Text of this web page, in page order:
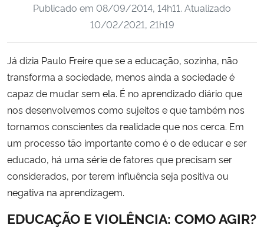
Ministério de Minas e Energia
Ministério da Ciência, Tecnologia, Inovações e Comunicações
Ministério do Meio Ambiente
Ministério do Turismo
Ministério do Desenvolvimento Regional
Ministério da Mulher, da Família e dos Direitos Humanos
Publicado em 08/09/2014, 14h11. Atualizado
10/02/2021, 21h19
Já dizia Paulo Freire que se a educação, sozinha, não
transforma a sociedade, menos ainda a sociedade é
capaz de mudar sem ela. É no aprendizado diário que
nos desenvolvemos como sujeitos e que também nos
tornamos conscientes da realidade que nos cerca. Em
um processo tão importante como é o de educar e ser
educado, há uma série de fatores que precisam ser
considerados, por terem influência seja positiva ou
negativa na aprendizagem.
EDUCAÇÃO E VIOLÊNCIA: COMO AGIR?